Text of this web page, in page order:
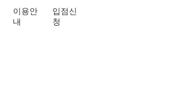
이용안
내
입점신
청